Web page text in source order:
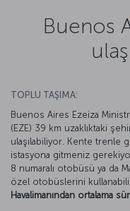
Buenos
TOPLU TAŞIMA:
Buenos Aires Ezeiza
(EZE) 39 km uzaklıktaki
ulaşılabiliyor. Kente trenle
istasyona gitmeniz
8 numaralı otobüsü ya da
özel otobüslerini
Havalimanından ortalama